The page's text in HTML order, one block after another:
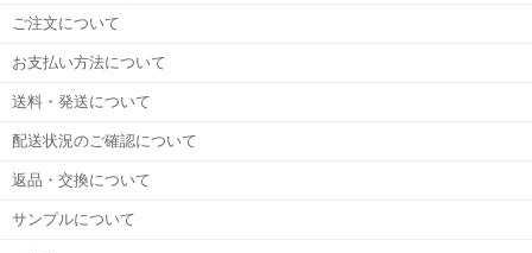
ご注文について
お支払い方法について
送料・発送について
配送状況のご確認について
返品・交換について
サンプルについて